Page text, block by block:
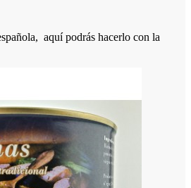
aquí podrás hacerlo con la